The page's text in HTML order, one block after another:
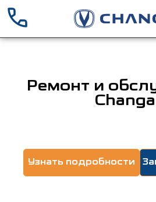
Ремонт и
Узнать подробности